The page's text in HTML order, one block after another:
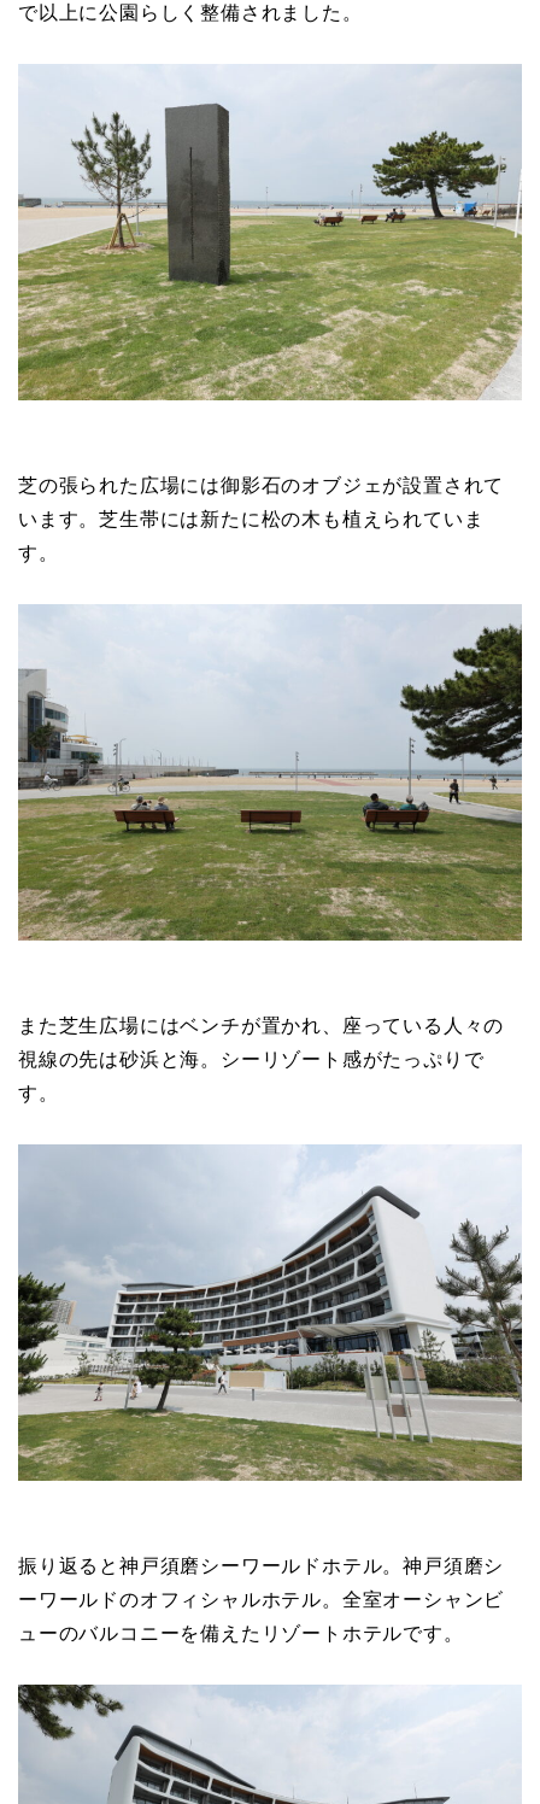
で以上に公園らしく整備されました。
芝の張られた広場には御影石のオブジェが設置されて
います。芝生帯には新たに松の木も植えられていま
す。
また芝生広場にはベンチが置かれ、座っている人々の
視線の先は砂浜と海。シーリゾート感がたっぷりで
す。
振り返ると神戸須磨シーワールドホテル。神戸須磨シ
ーワールドのオフィシャルホテル。全室オーシャンビ
ューのバルコニーを備えたリゾートホテルです。